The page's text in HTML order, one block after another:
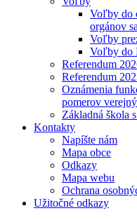
Voľby do
orgánov
Voľby
Voľby do
Referendum
Referendum
Oznámenia
pomerov
Základná škola
Kontakty
Napíšte nám
Mapa obce
Odkazy
Mapa webu
Ochrana
Užitočné odkazy